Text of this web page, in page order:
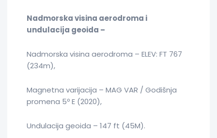
Nadmorska visina aerodroma i
undulacija geoida –
Nadmorska visina aerodroma – ELEV: FT 767
(234m),
Magnetna varijacija – MAG VAR / Godišnja
promena 5º E (2020),
Undulacija geoida – 147 ft (45M).